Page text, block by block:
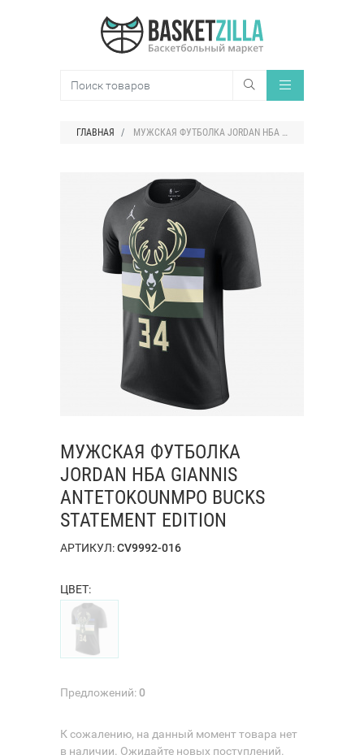
ГЛАВНАЯ МУЖСКАЯ ФУТБОЛКА JORDAN НБА GIANNIS ANTETOKOUNMPO BUCKS STATEMENT EDITION
МУЖСКАЯ ФУТБОЛКА
JORDAN НБА GIANNIS
ANTETOKOUNMPO BUCKS
STATEMENT EDITION
АРТИКУЛ:CV9992-016
ЦВЕТ:
Предложений:0
К сожалению, на данный момент товара нет
в наличии. Ожидайте новых поступлений.